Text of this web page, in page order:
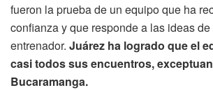
fueron la prueba de un equipo que ha
confianza y que responde a las ideas
entrenador. Juárez ha logrado que el
casi todos sus encuentros,
Bucaramanga.